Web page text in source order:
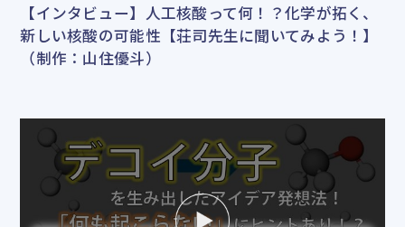
【インタビュー】人工核酸って何！？化学が拓く、
新しい核酸の可能性【荘司先生に聞いてみよう！】
（制作：山住優斗）